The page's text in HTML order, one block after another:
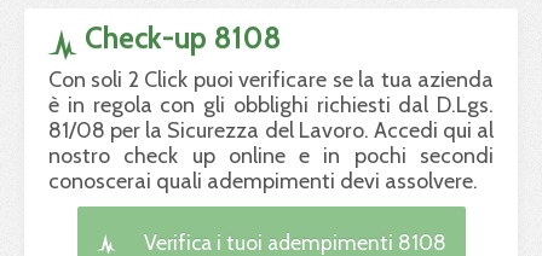
Check-up 8108
Con soli 2 Click puoi verificare se la tua azienda
è in regola con gli obblighi richiesti dal D.Lgs.
81/08 per la Sicurezza del Lavoro. Accedi qui al
nostro check up online e in pochi secondi
conoscerai quali adempimenti devi assolvere.
Verifica i tuoi adempimenti 8108